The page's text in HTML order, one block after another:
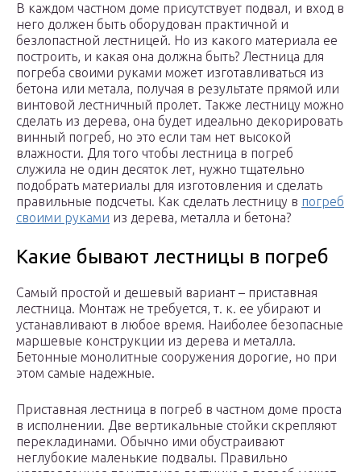
В каждом частном доме присутствует подвал, и вход в
него должен быть оборудован практичной и
безлопастной лестницей. Но из какого материала ее
построить, и какая она должна быть? Лестница для
погреба своими руками может изготавливаться из
бетона или метала, получая в результате прямой или
винтовой лестничный пролет. Также лестницу можно
сделать из дерева, она будет идеально декорировать
винный погреб, но это если там нет высокой
влажности. Для того чтобы лестница в погреб
служила не один десяток лет, нужно тщательно
подобрать материалы для изготовления и сделать
правильные подсчеты. Как сделать лестницу в погреб
своими руками из дерева, металла и бетона?
Какие бывают лестницы в погреб
Самый простой и дешевый вариант – приставная
лестница. Монтаж не требуется, т. к. ее убирают и
устанавливают в любое время. Наиболее безопасные
маршевые конструкции из дерева и металла.
Бетонные монолитные сооружения дорогие, но при
этом самые надежные.
Приставная лестница в погреб в частном доме проста
в исполнении. Две вертикальные стойки скрепляют
перекладинами. Обычно ими обустраивают
неглубокие маленькие подвалы. Правильно